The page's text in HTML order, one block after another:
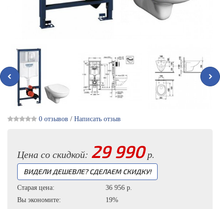
0 отзывов / Написать отзыв
Цена со скидкой: 29 990р.
ВИДЕЛИ ДЕШЕВЛЕ? СДЕЛАЕМ СКИДКУ!
Старая цена: 36 956 р.
Вы экономите:
19%